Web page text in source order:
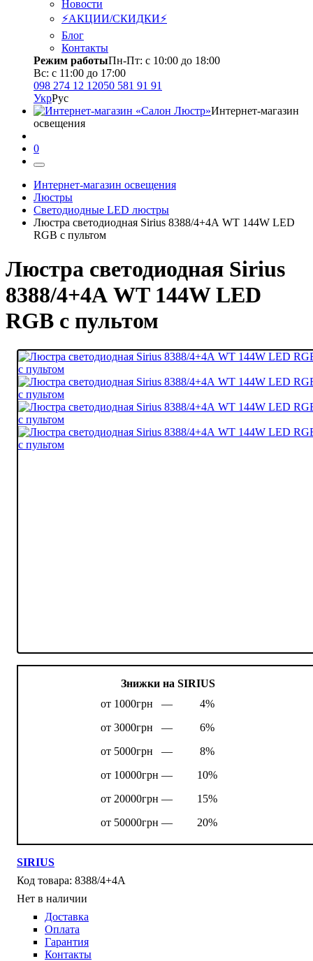
Новости
⚡АКЦИИ/СКИДКИ⚡
Блог
Контакты
Режим работыПн-Пт: с 10:00 до 18:00
Вс: с 11:00 до 17:00
098 274 12 12050 581 91 91
УкрРус
Интернет-магазин
освещения
0
Интернет-магазин освещения
Люстры
Светодиодные LED люстры
Люстра светодиодная Sirius 8388/4+4А WT 144W LED
RGB с пультом
Люстра светодиодная Sirius
8388/4+4А WT 144W LED
RGB с пультом
Знижки на SIRIUS
от 1000грн —
4%
от 3000грн —
6%
от 5000грн —
8%
от 10000грн —
10%
от 20000грн —
15%
от 50000грн —
20%
SIRIUS
8388/4+4А
Нет в наличии
Доставка
Оплата
Гарантия
Контакты